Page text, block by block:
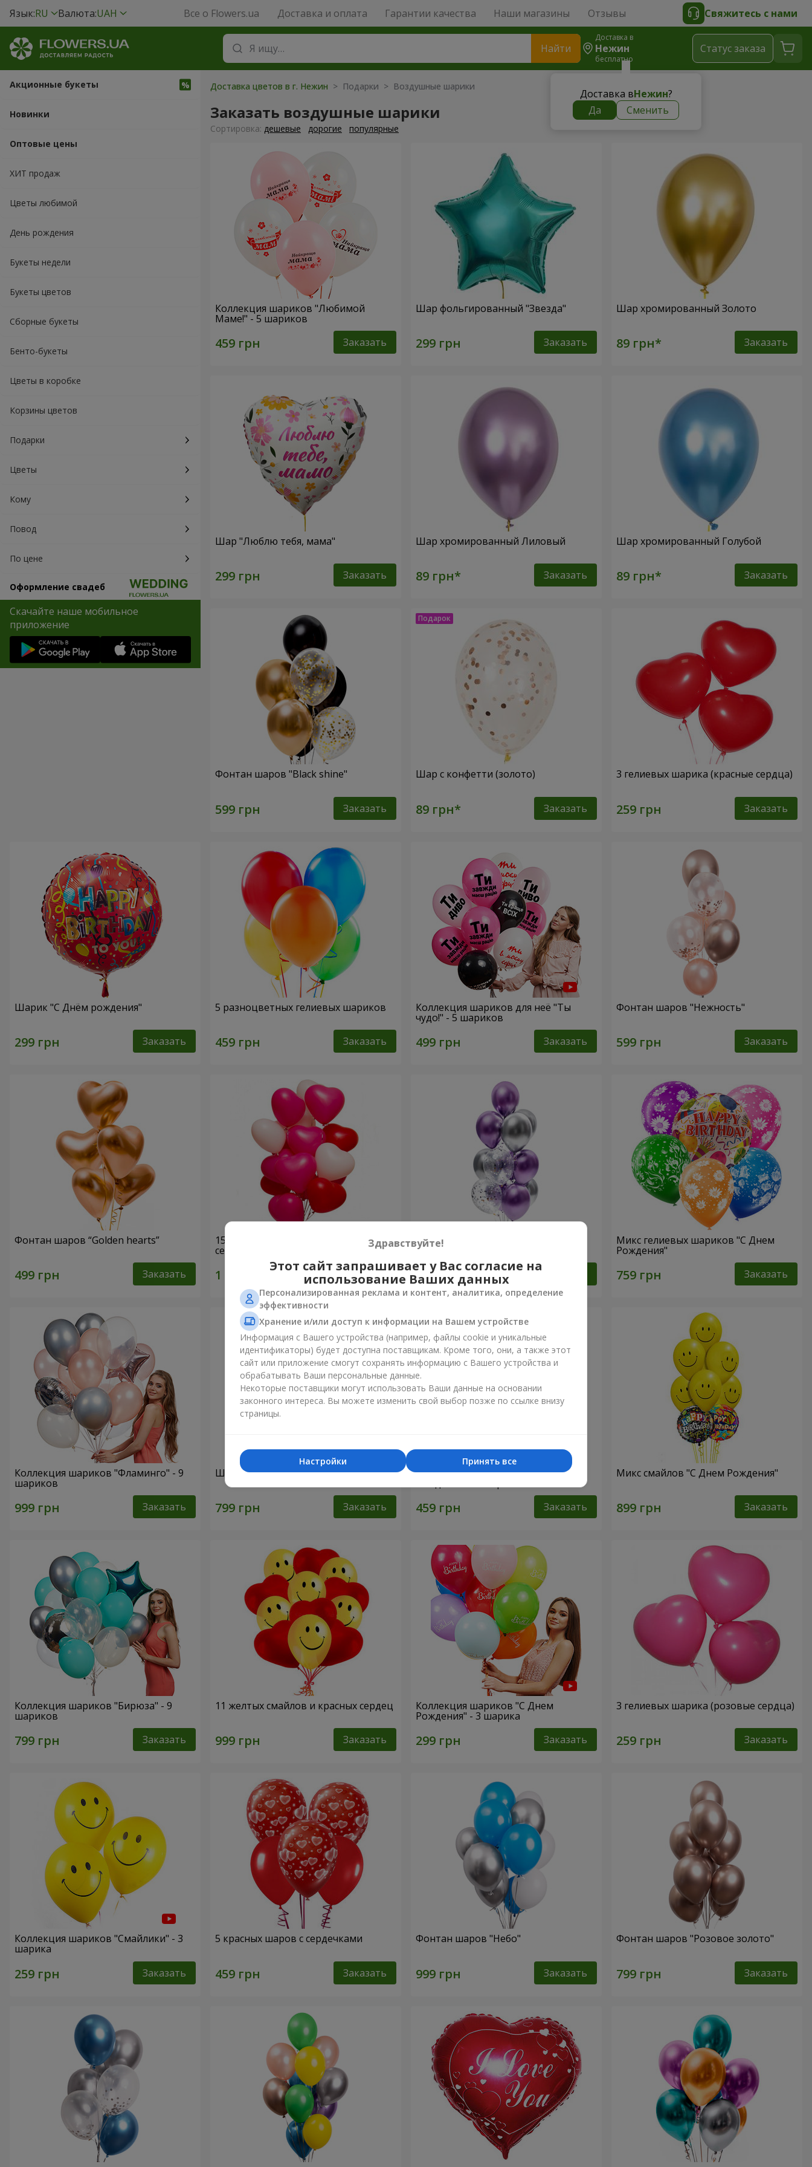
Язык:RU Валюта:UAH Все о Flowers.ua Доставка и оплата Гарантии качества Наши магазины Отзывы Свяжитесь с нами
Найти
Доставка в
Нежин
бесплатно
Доставка вНежин?
Да
Сменить
Cтатус заказа
Акционные букеты
Новинки
Оптовые цены
ХИТ продаж
Цветы любимой
День рождения
Букеты недели
Букеты цветов
Сборные букеты
Бенто-букеты
Цветы в коробке
Корзины цветов
Подарки
Цветы
Кому
Повод
По цене
Оформление свадеб
Скачайте наше мобильное
приложение
Доставка цветов в г. Нежин > Подарки > Воздушные шарики
Заказать воздушные шарики
Cортировка: дешевые дорогие популярные
Коллекция шариков "Любимой
Маме!" - 5 шариков
Заказать
Шар фольгированный "Звезда"
Заказать
Шар хромированный Золото
Заказать
Шар "Люблю тебя, мама"
Заказать
Шар хромированный Лиловый
Заказать
Шар хромированный Голубой
Заказать
Фонтан шаров "Black shine"
Заказать
Шар с конфетти (золото)
Заказать
3 гелиевых шарика (красные сердца)
Заказать
Шарик "С Днём рождения"
Заказать
5 разноцветных гелиевых шариков
Заказать
Коллекция шариков для неё "Ты
чудо!" - 5 шариков
Заказать
Фонтан шаров "Нежность"
Заказать
Фонтан шаров “Golden hearts”
Заказать
15 гелиевых шариков (в форме
сердец)
Заказать
Фонтан шаров "Фантазия" Микс гелиевых шариков "C Днем
Рождения"
Заказать
Коллекция шариков "Фламинго" - 9
шариков
Заказать
Шарики "Цифры"
Заказать
Коллекция шариков "С Днем
Заказать
Микс смайлов "C Днем Рождения"
Заказать
Коллекция шариков "Бирюза" - 9
шариков
Заказать
11 желтых смайлов и красных сердец
Заказать
Коллекция шариков "С Днем
Рождения" - 3 шарика
Заказать
3 гелиевых шарика (розовые сердца)
Заказать
Коллекция шариков "Смайлики" - 3
шарика
Заказать
5 красных шаров с сердечками
Заказать
Фонтан шаров "Небо"
Заказать
Фонтан шаров "Розовое золото"
Заказать
Здравствуйте!
Этот сайт запрашивает у Вас согласие на
использование Ваших данных
Персонализированная реклама и контент, аналитика, определение
эффективности
Хранение и/или доступ к информации на Вашем устройстве
Информация с Вашего устройства (например, файлы cookie и уникальные
идентификаторы) будет доступна поставщикам. Кроме того, они, а также этот
сайт или приложение смогут сохранять информацию с Вашего устройства и
обрабатывать Ваши персональные данные.
Некоторые поставщики могут использовать Ваши данные на основании
законного интереса. Вы можете изменить свой выбор позже по ссылке внизу
страницы.
Принять все
Настройки